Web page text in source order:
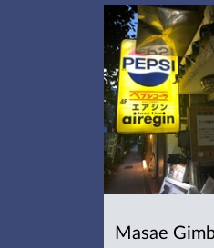
Masae